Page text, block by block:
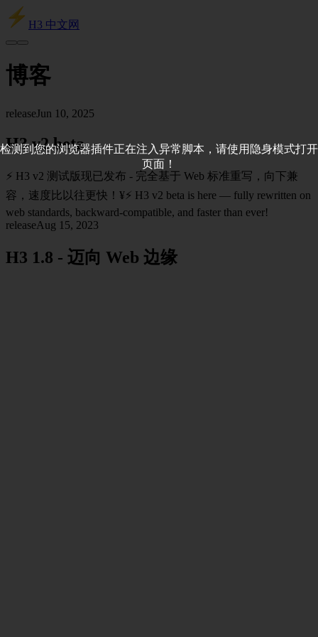
H3 中文网
博客
releaseJun 10, 2025
H3 v2 beta
⚡ H3 v2 测试版现已发布 - 完全基于 Web 标准重写，向下兼
容，速度比以往更快！¥⚡ H3 v2 beta is here — fully rewritten on
web standards, backward-compatible, and faster than ever!
releaseAug 15, 2023
H3 1.8 - 迈向 Web 边缘
检测到您的浏览器插件正在注入异常脚本，请使用隐身模式打开
页面！